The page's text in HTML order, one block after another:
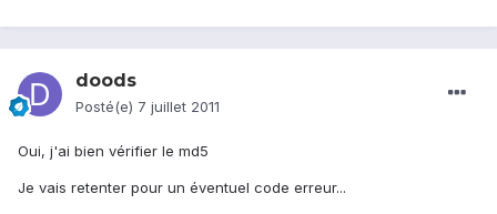
doods
Posté(e) 7 juillet 2011
Oui, j'ai bien vérifier le md5
Je vais retenter pour un éventuel code erreur...